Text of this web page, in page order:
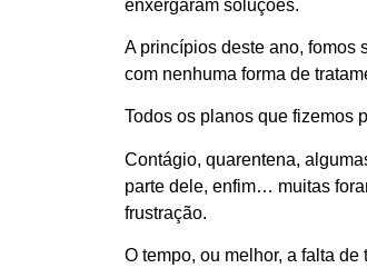
enxergaram soluções.
A princípios deste ano, fomos
com nenhuma forma de
Todos os planos que fizemos
Contágio, quarentena,
parte dele, enfim… muitas
frustração.
O tempo, ou melhor, a falta de